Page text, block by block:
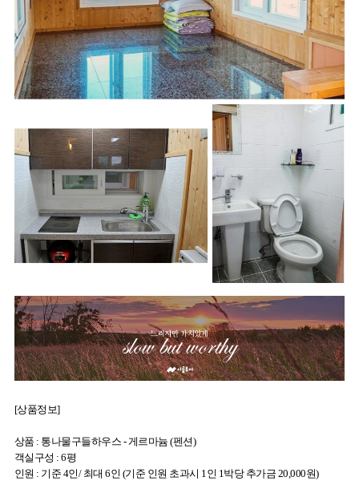
[상품정보]
상품 : 통나물구들하우스 - 게르마늄 (펜션)
객실구성 : 6평
인원 : 기준 4인/ 최대 6인 (기준 인원 초과시 1인 1박당 추가금 20,000원)